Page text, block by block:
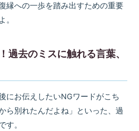
縁への一歩を踏み出すための重要
。
過去のミスに触れる言葉、
にお伝えしたいNGワードがこち
ら別れたんだよね」といった、過
す。